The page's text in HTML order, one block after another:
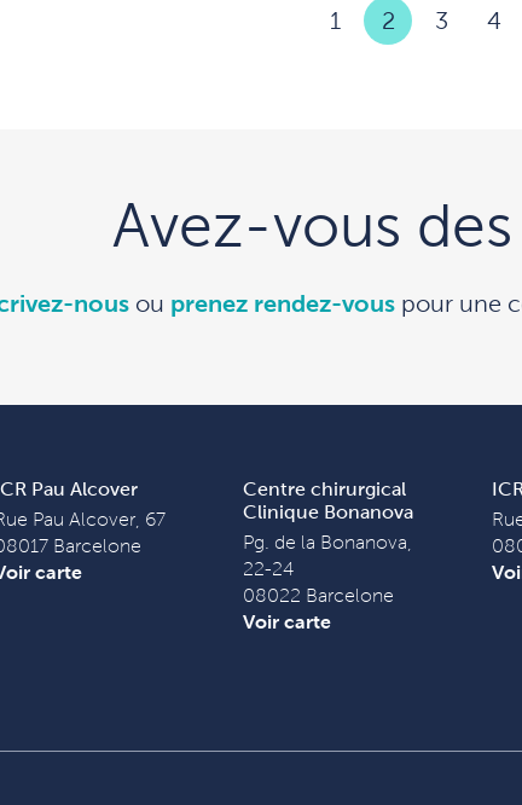
1 2 3 4
Avez-vous
nousou prenez rendez-vouspour une
Pau Alcover
Pau Alcover, 67
Barcelone
carte
Centre chirurgical
Clinique Bonanova
Pg. de la Bonanova,
22-24
08022 Barcelone
Voir carte